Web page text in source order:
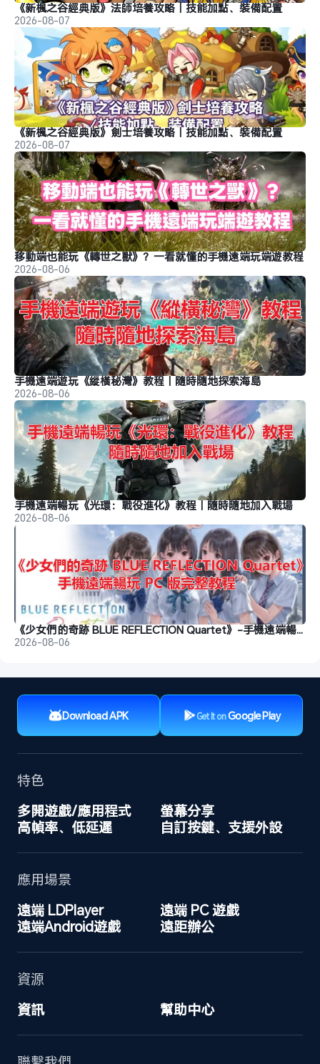
《新楓之谷經典版》法師培養攻略｜技能加點、裝備配置
2026-08-07
《新楓之谷經典版》劍士培養攻略｜技能加點、裝備配置
2026-08-07
移動端也能玩《轉世之獸》？一看就懂的手機遠端玩端遊教程
2026-08-06
手機遠端遊玩《縱橫秘灣》教程｜隨時隨地探索海島
2026-08-06
手機遠端暢玩《光環：戰役進化》教程｜隨時隨地加入戰場
2026-08-06
《少女們的奇跡 BLUE REFLECTION Quartet》-手機遠端暢玩教程
2026-08-06
Download APK Get It onGoogle Play
特色
多開遊戲/應用程式
螢幕分享
高幀率、低延遲
自訂按鍵、支援外設
應用場景
遠端 LDPlayer
遠端 PC 遊戲
遠端Android遊戲
遠距辦公
資源
資訊
幫助中心